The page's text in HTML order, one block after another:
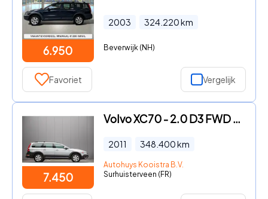
6.950
2003 324.220km
Beverwijk (NH)
Favoriet Vergelijk
7.450
Volvo XC70 - 2.0 D3 FWD Momentum Cruise|Clima|Trekhaak
2011 348.400km
Autohuys Kooistra B.V.
Surhuisterveen (FR)